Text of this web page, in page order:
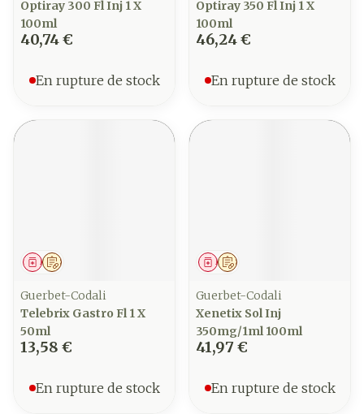
Optiray 300 Fl Inj 1 X
100ml
40,74 €
En rupture de stock
Optiray 350 Fl Inj 1 X
100ml
46,24 €
En rupture de stock
Sur prescription
Médicament
Guerbet-Codali
Telebrix Gastro Fl 1 X
50ml
13,58 €
En rupture de stock
Sur prescription
Médicament
Guerbet-Codali
Xenetix Sol Inj
350mg/1ml 100ml
41,97 €
En rupture de stock